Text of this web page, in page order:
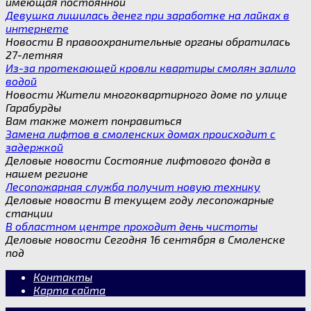
Девушка лишилась денег при заработке на лайках в
интернете
Новости В правоохранительные органы обратилась
27-летняя
Из-за протекающей кровли квартиры смолян залило
водой
Новости Жители многоквартирного доме по улице
Гарабурды
Вам также может понравиться
Замена лифтов в смоленских домах происходит с
задержкой
Деловые новости Состояние лифтового фонда в
нашем регионе
Лесопожарная служба получит новую технику
Деловые новости В текущем году лесопожарные
станции
В областном центре проходит день чистоты
Деловые новости Сегодня 16 сентября в Смоленске
под
Контакты
Карта сайта